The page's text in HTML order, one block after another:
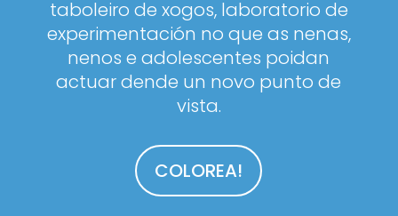
taboleiro de xogos, laboratorio de
experimentación no que as nenas,
nenos e adolescentes poidan
actuar dende un novo punto de
vista.
COLOREA!